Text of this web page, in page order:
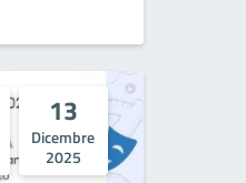
13
Dicembre
2025